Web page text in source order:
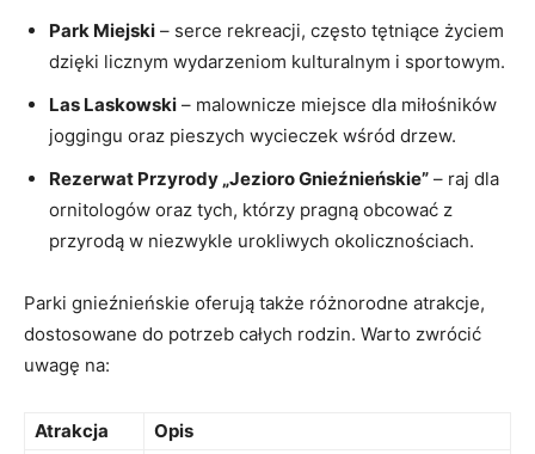
Park Miejski – serce ​rekreacji, często ‍tętniące życiem
dzięki licznym wydarzeniom kulturalnym i sportowym.
Las Laskowski – ‍malownicze miejsce dla miłośników ​
joggingu oraz pieszych wycieczek wśród drzew.
Rezerwat Przyrody ​„Jezioro Gnieźnieńskie” – ‌raj dla
ornitologów‌ oraz tych,‍ którzy pragną ⁤obcować‌ z
przyrodą ​w​ niezwykle urokliwych okolicznościach.
Parki gnieźnieńskie‌ oferują także różnorodne atrakcje,
‍dostosowane do potrzeb całych rodzin. Warto zwrócić
uwagę⁢ na:
Atrakcja
Opis